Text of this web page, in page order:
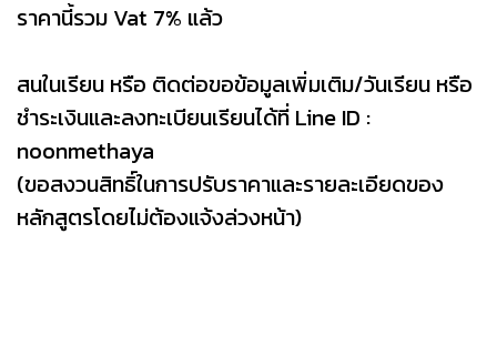
ราคานี้รวม Vat 7% แล้ว
สนในเรียน หรือ ติดต่อขอข้อมูลเพิ่มเติม/วันเรียน หรือ
ชำระเงินและลงทะเบียนเรียนได้ที่ Line ID :
noonmethaya
(ขอสงวนสิทธิ์ในการปรับราคาและรายละเอียดของ
หลักสูตรโดยไม่ต้องแจ้งล่วงหน้า)